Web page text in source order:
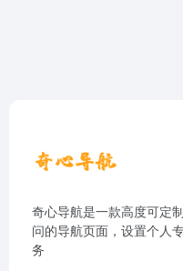
奇心导航是一款高度可定
问的导航页面，设置个人
务